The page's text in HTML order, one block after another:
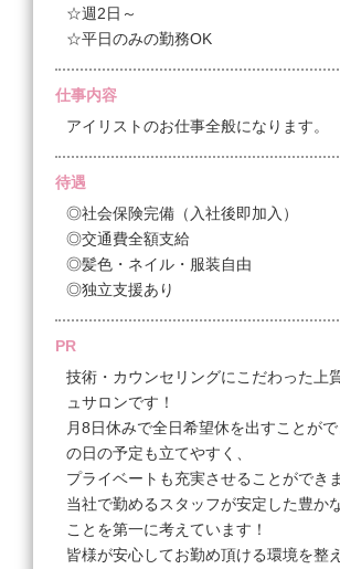
☆週2日～
☆平日のみの勤務OK
仕事内容
アイリストのお仕事全般になります。
待遇
◎社会保険完備（入社後即加入）
◎交通費全額支給
◎髪色・ネイル・服装自由
◎独立支援あり
PR
技術・カウンセリングにこだわった上
ュサロンです！
月8日休みで全日希望休を出すことが
の日の予定も立てやすく、
プライベートも充実させることができ
当社で勤めるスタッフが安定した豊か
ことを第一に考えています！
皆様が安心してお勤め頂ける環境を整